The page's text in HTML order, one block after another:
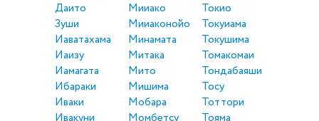
Даито
Зуши
Иаватахама
Иаизу
Иамагата
Ибараки
Иваки
Мииако
Мииаконойо
Минамата
Митака
Мито
Мишима
Мобара
Токио
Токуиама
Токушима
Томакомаи
Тондабаяши
Тосу
Тоттори